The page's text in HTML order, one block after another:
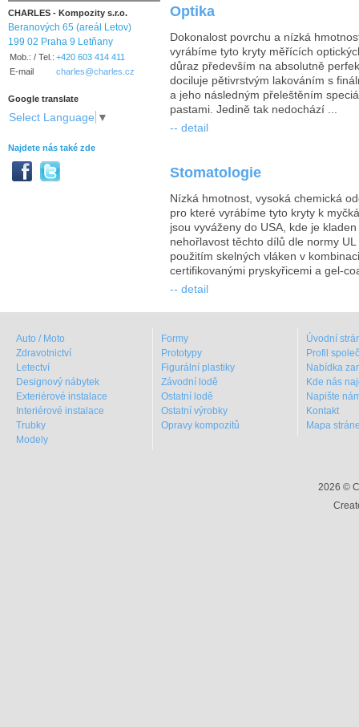
CHARLES - Kompozity s.r.o.
Beranových 65 (areál Letov)
199 02 Praha 9 Letňany
Mob.: / Tel.: +420 603 414 411
E-mail
charles@charles.cz
Google translate
Select Language ▼
Najdete nás také zde
Optika
Dokonalost povrchu a nízká
vyrábíme tyto kryty měřících
důraz především na absolutně
dociluje pětivrstvým lakováním s
a jeho následným přeleštěním
pastami. Jedině tak nedochází ...
-- detail
Stomatologie
Nízká hmotnost, vysoká chemická
pro které vyrábíme tyto kryty k
jsou vyváženy do USA, kde je
nehořlavost těchto dílů dle normy
použitím skelných vláken v
certifikovanými pryskyřicemi a gel-
-- detail
Auto / Moto
Zdravotnictví
Letectví
Designový nábytek
Exteriérové instalace
Interiérové instalace
Trubky
Modely
Formy
Prototypy
Figurální plastiky
Závodní lodě
Ostatní lodě
Ostatní výrobky
Opravy kompozitů
Úvodní
Profil
Nabídka
Kde nás
Napište
Kontakt
Mapa
2026 ©